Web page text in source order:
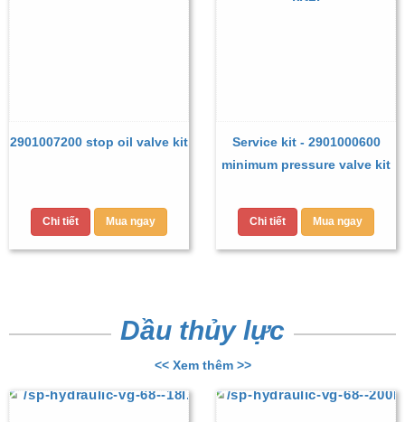
2901007200 stop oil valve kit
Chi tiết Mua ngay
Service kit - 2901000600
minimum pressure valve kit
Chi tiết Mua ngay
Dầu thủy lực
<< Xem thêm >>